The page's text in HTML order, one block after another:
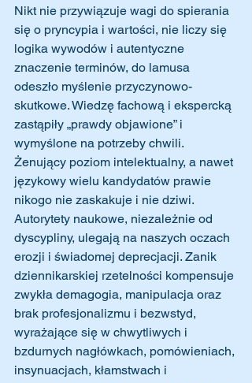
Nikt nie przywiązuje wagi do spierania
się o pryncypia i wartości, nie liczy się
logika wywodów i autentyczne
znaczenie terminów, do lamusa
odeszło myślenie przyczynowo-
skutkowe. Wiedzę fachową i ekspercką
zastąpiły „prawdy objawione” i
wymyślone na potrzeby chwili.
Żenujący poziom intelektualny, a nawet
językowy wielu kandydatów prawie
nikogo nie zaskakuje i nie dziwi.
Autorytety naukowe, niezależnie od
dyscypliny, ulegają na naszych oczach
erozji i świadomej deprecjacji. Zanik
dziennikarskiej rzetelności kompensuje
zwykła demagogia, manipulacja oraz
brak profesjonalizmu i bezwstyd,
wyrażające się w chwytliwych i
bzdurnych nagłówkach, pomówieniach,
insynuacjach, kłamstwach i